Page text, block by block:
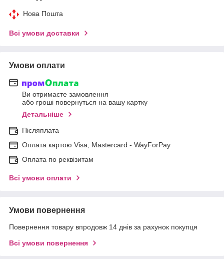
Нова Пошта
Всі умови доставки
Умови оплати
Ви отримаєте замовлення
або гроші повернуться на вашу картку
Детальніше
Післяплата
Оплата картою Visa, Mastercard - WayForPay
Оплата по реквізитам
Всі умови оплати
Умови повернення
Повернення товару впродовж 14 днів за рахунок покупця
Всі умови повернення